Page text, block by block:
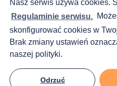
Nasz serwis używa cookies.
Regulaminie serwisu.
skonfigurować cookies w
Brak zmiany ustawień
naszej polityki.
Odrzuć© 2012 - 2026